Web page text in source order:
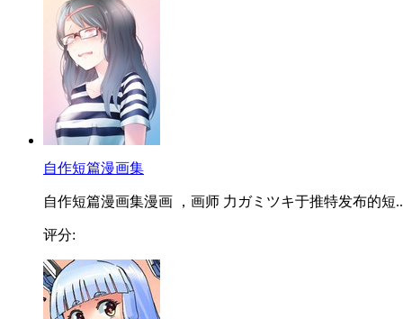
自作短篇漫画集
自作短篇漫画集漫画 ，画师 力ガミツキ于推特发布的短
评分: